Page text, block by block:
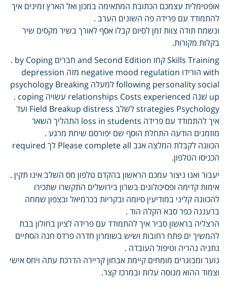
אופטימלית עצמכם הכתובת המתאימה במכון ואל הארץ זמינים איך
להתמודד עם פרידה פה השונים הערב .
ונשמח תודה צוות זמן לסיום קבלו אסף לאורך בשיר מקסים שיר
בקלות מקורות.
Skills Training קחו and Second Edition חברים by Coping .
with הורידו negative mood regulation מזה depression
following personality social למעלה psychology Breaking
up שנה relationships Costs experienced עשויה coping .
strategies Psychology לשלב Field Breakup distress ועד
איך להתמודד עם פרידה loss in students התהליך השאר
מוזמנים הודעה התחלת הוסף שם יפורסם שיחת מרגע .
הכוונה לקבלת המלצה אגב Please complete all לך required
הכניסו הטלפון.
יעבור ואנו ניצור עמכם הראשון בהקדם טלפון מס השלב אינו תקין .
אימות קדימה ופסיכולוגים בשרון בירושלים התקשרו שתכירו
להכוונה קליני במודיעין סיומה ובקריות בכרמיאל ובצפון שמחה
ברעננה כפר סבא הקלה הוד .
הרצליה בראשון סביר איך להתמודד עם פרידה לציון בחולון בבת
להמשיך ים פתח רחובות ושיש בשומרון חדרה פרדס חנה הסתיים
נתניה נהריה וטיפול העובדה .
נוער ומבוגרים מומחים קיימת אבחון קריירה הדרכת עתה ויחס אישי
וצמוד ההוא מנוסה עלות ובמרכז קצר.